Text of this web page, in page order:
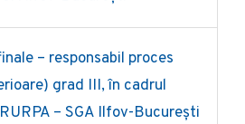
– responsabil proces
grad III, în cadrul
– SGA Ilfov-București